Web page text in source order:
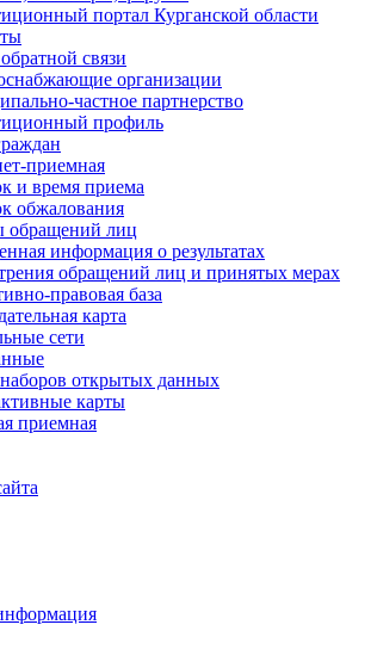
портал Курганской области
связи
организации
частное партнерство
профиль
приемная
и время приема
обжалования
обращений лиц
информация о результатах
обращений лиц и принятых мерах
правовая база
карта
сети
наборов открытых данных
карты
приемная